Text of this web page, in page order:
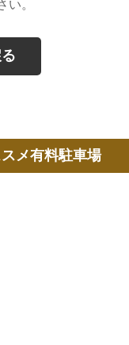
い。
メ有料駐車場